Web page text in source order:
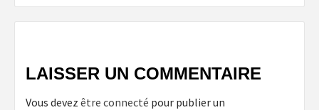
LAISSER UN COMMENTAIRE
Vous devez être connecté pour publier un